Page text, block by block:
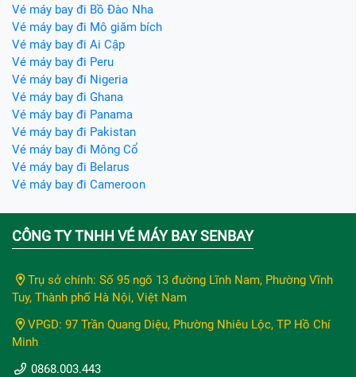
Vé máy bay đi Bồ Đào Nha
Vé máy bay đi Mô giăm bích
Vé máy bay đi Ai Cập
Vé máy bay đi Peru
Vé máy bay đi Nigeria
Vé máy bay đi Ghana
Vé máy bay đi Panama
Vé máy bay đi Pakistan
Vé máy bay đi Mông Cổ
Vé máy bay đi Belarus
Vé máy bay đi Cameroon
CÔNG TY TNHH VÉ MÁY BAY SENBAY
Trụ sở chính: Số 95 ngõ 13 đường Lĩnh Nam, Phường Vĩnh
Tuy, Thành phố Hà Nội, Việt Nam
VPGD: 97 Trần Quang Diệu, Phường Nhiêu Lộc, TP Hồ Chí
Minh
0868.003.443